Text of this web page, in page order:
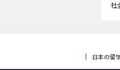
社
日本の留